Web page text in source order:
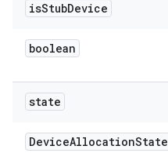
isStubDevice
boolean
state
DeviceAllocationState